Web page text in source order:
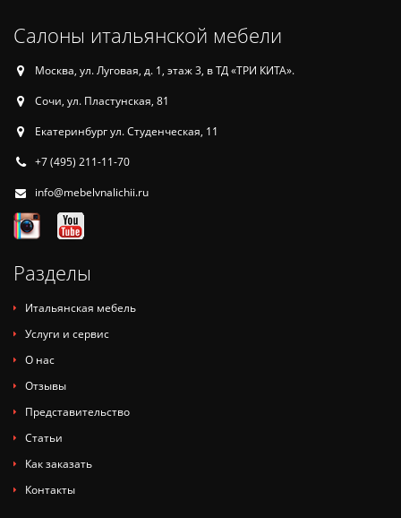
Салоны итальянской мебели
Москва, ул. Луговая, д. 1, этаж 3, в ТД «ТРИ КИТА».
Сочи, ул. Пластунская, 81
Екатеринбург ул. Студенческая, 11
+7 (495) 211-11-70
info@mebelvnalichii.ru
Разделы
Итальянская мебель
Услуги и сервис
О нас
Отзывы
Представительство
Статьи
Как заказать
Контакты